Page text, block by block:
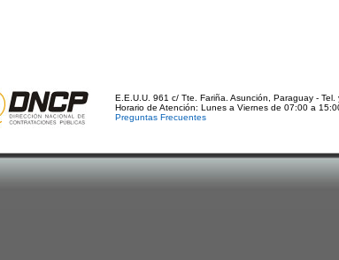
E.E.U.U. 961 c/ Tte. Fariña. Asunción, Paraguay -
Horario de Atención: Lunes a Viernes de 07:00 a
Preguntas Frecuentes